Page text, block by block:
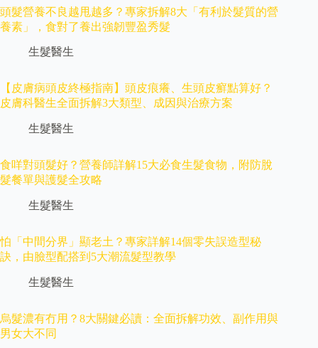
頭髮營養不良越甩越多？專家拆解8大「有利於髮質的營
養素」，食對了養出強韌豐盈秀髮
生髮醫生
【皮膚病頭皮終極指南】頭皮痕癢、生頭皮癬點算好？
皮膚科醫生全面拆解3大類型、成因與治療方案
生髮醫生
食咩對頭髮好？營養師詳解15大必食生髮食物，附防脫
髮餐單與護髮全攻略
生髮醫生
怕「中間分界」顯老土？專家詳解14個零失誤造型秘
訣，由臉型配搭到5大潮流髮型教學
生髮醫生
烏髮濃有冇用？8大關鍵必讀：全面拆解功效、副作用與
男女大不同